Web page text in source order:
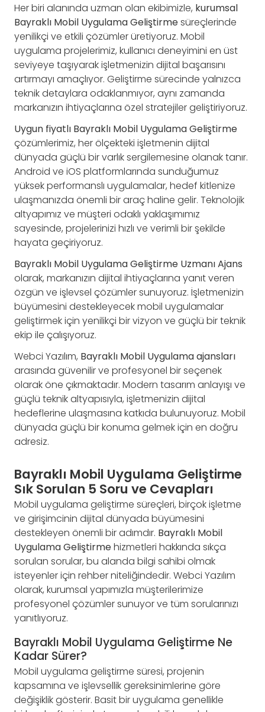
Her biri alanında uzman olan ekibimizle, kurumsal
Bayraklı Mobil Uygulama Geliştirmesüreçlerinde
yenilikçi ve etkili çözümler üretiyoruz. Mobil
uygulama projelerimiz, kullanıcı deneyimini en üst
seviyeye taşıyarak işletmenizin dijital başarısını
artırmayı amaçlıyor. Geliştirme sürecinde yalnızca
teknik detaylara odaklanmıyor, aynı zamanda
markanızın ihtiyaçlarına özel stratejiler geliştiriyoruz.
Uygun fiyatlı Bayraklı Mobil Uygulama Geliştirme
çözümlerimiz, her ölçekteki işletmenin dijital
dünyada güçlü bir varlık sergilemesine olanak tanır.
Android ve iOS platformlarında sunduğumuz
yüksek performanslı uygulamalar, hedef kitlenize
ulaşmanızda önemli bir araç haline gelir. Teknolojik
altyapımız ve müşteri odaklı yaklaşımımız
sayesinde, projelerinizi hızlı ve verimli bir şekilde
hayata geçiriyoruz.
Bayraklı Mobil Uygulama Geliştirme Uzmanı Ajans
olarak, markanızın dijital ihtiyaçlarına yanıt veren
özgün ve işlevsel çözümler sunuyoruz. İşletmenizin
büyümesini destekleyecek mobil uygulamalar
geliştirmek için yenilikçi bir vizyon ve güçlü bir teknik
ekip ile çalışıyoruz.
Webci Yazılım, Bayraklı Mobil Uygulama ajansları
arasında güvenilir ve profesyonel bir seçenek
olarak öne çıkmaktadır. Modern tasarım anlayışı ve
güçlü teknik altyapısıyla, işletmenizin dijital
hedeflerine ulaşmasına katkıda bulunuyoruz. Mobil
dünyada güçlü bir konuma gelmek için en doğru
adresiz.
Bayraklı Mobil Uygulama Geliştirme
Sık Sorulan 5 Soru ve Cevapları
Mobil uygulama geliştirme süreçleri, birçok işletme
ve girişimcinin dijital dünyada büyümesini
destekleyen önemli bir adımdır. Bayraklı Mobil
Uygulama Geliştirmehizmetleri hakkında sıkça
sorulan sorular, bu alanda bilgi sahibi olmak
isteyenler için rehber niteliğindedir. Webci Yazılım
olarak, kurumsal yapımızla müşterilerimize
profesyonel çözümler sunuyor ve tüm sorularınızı
yanıtlıyoruz.
Bayraklı Mobil Uygulama Geliştirme Ne
Kadar Sürer?
Mobil uygulama geliştirme süresi, projenin
kapsamına ve işlevsellik gereksinimlerine göre
değişiklik gösterir. Basit bir uygulama genellikle